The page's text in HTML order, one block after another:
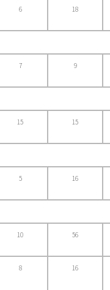
6 18
7 9
15 15
5 16
10 56
8 16